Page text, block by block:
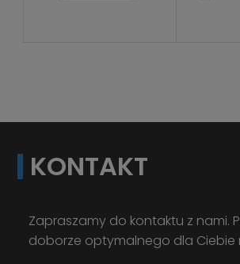
KONTAKT
Zapraszamy do kontaktu z nami.
doborze optymalnego dla Ciebie